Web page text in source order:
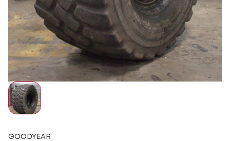
GOODYEAR